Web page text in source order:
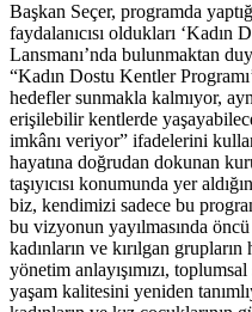
Başkan Seçer, programda
faydalanıcısı oldukları ‘Kadın
Lansmanı’nda bulunmaktan
“Kadın Dostu Kentler
hedefler sunmakla kalmıyor,
erişilebilir kentlerde
imkânı veriyor” ifadelerini
hayatına doğrudan dokunan
taşıyıcısı konumunda yer
biz, kendimizi sadece bu
bu vizyonun yayılmasında
kadınların ve kırılgan
yönetim anlayışımızı,
yaşam kalitesini yeniden